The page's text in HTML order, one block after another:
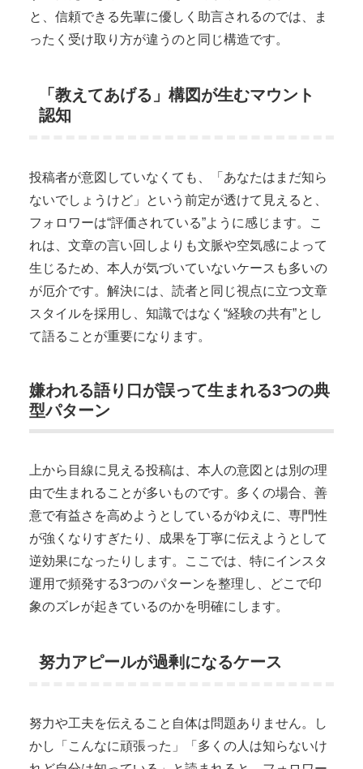
と、信頼できる先輩に優しく助言されるのでは、ま
ったく受け取り方が違うのと同じ構造です。
「教えてあげる」構図が生むマウント
認知
投稿者が意図していなくても、「あなたはまだ知ら
ないでしょうけど」という前定が透けて見えると、
フォロワーは“評価されている”ように感じます。こ
れは、文章の言い回しよりも文脈や空気感によって
生じるため、本人が気づいていないケースも多いの
が厄介です。解決には、読者と同じ視点に立つ文章
スタイルを採用し、知識ではなく“経験の共有”とし
て語ることが重要になります。
嫌われる語り口が誤って生まれる3つの典
型パターン
上から目線に見える投稿は、本人の意図とは別の理
由で生まれることが多いものです。多くの場合、善
意で有益さを高めようとしているがゆえに、専門性
が強くなりすぎたり、成果を丁寧に伝えようとして
逆効果になったりします。ここでは、特にインスタ
運用で頻発する3つのパターンを整理し、どこで印
象のズレが起きているのかを明確にします。
努力アピールが過剰になるケース
努力や工夫を伝えること自体は問題ありません。し
かし「こんなに頑張った」「多くの人は知らないけ